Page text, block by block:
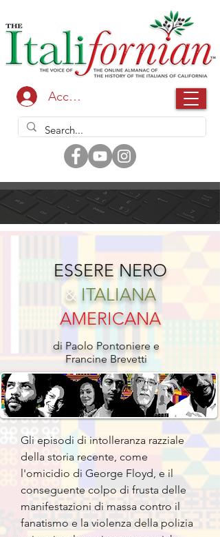
Accedi
ESSERE NERO
& ITALIANA
AMERICANA
di Paolo Pontoniere e
Francine Brevetti
Gli episodi di intolleranza razziale
della storia recente, come
l'omicidio di George Floyd, e il
conseguente colpo di frusta delle
manifestazioni di massa contro il
fanatismo e la violenza della polizia